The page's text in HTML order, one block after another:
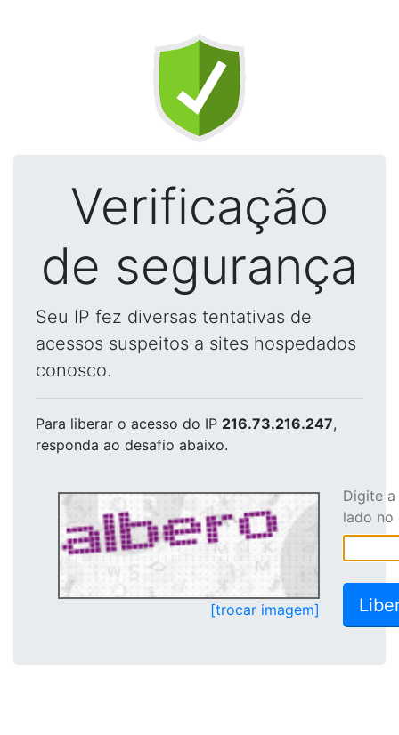
Verificação
de segurança
Seu IP fez diversas tentativas de
acessos suspeitos a sites hospedados
conosco.
Para liberar o acesso do IP 216.73.216.247,
responda ao desafio abaixo.
[trocar imagem]
Digite
lado no